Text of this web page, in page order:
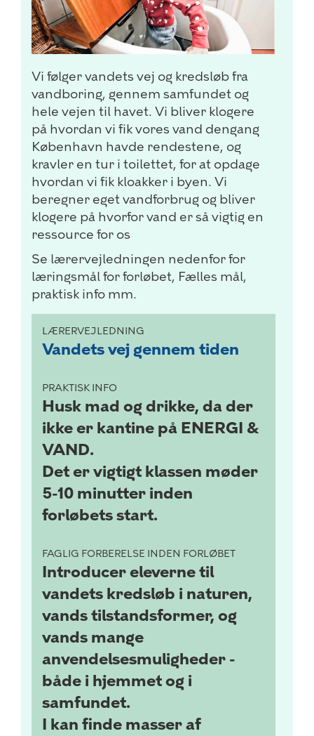
Vi følger vandets vej og kredsløb fra
vandboring, gennem samfundet og
hele vejen til havet. Vi bliver klogere
på hvordan vi fik vores vand dengang
København havde rendestene, og
kravler en tur i toilettet, for at opdage
hvordan vi fik kloakker i byen. Vi
beregner eget vandforbrug og bliver
klogere på hvorfor vand er så vigtig en
ressource for os
Se lærervejledningen nedenfor for
læringsmål for forløbet, Fælles mål,
praktisk info mm.
LÆRERVEJLEDNING
Vandets vej gennem tiden
PRAKTISK INFO
Husk mad og drikke, da der
ikke er kantine på ENERGI &
VAND.
Det er vigtigt klassen møder
5-10 minutter inden
forløbets start.
FAGLIG FORBERELSE INDEN FORLØBET
Introducer eleverne til
vandets kredsløb i naturen,
vands tilstandsformer, og
vands mange
anvendelsesmuligheder -
både i hjemmet og i
samfundet.
I kan finde masser af